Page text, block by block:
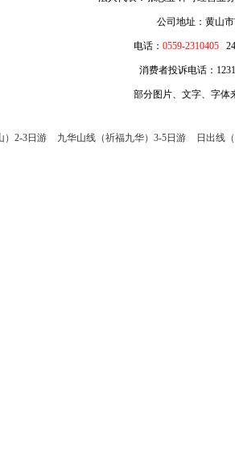
公司地址：黄山
电话： 0559-231040524
消费者投诉电话：
部分图片、文字、字体
）2-3日游 九华山线（祈福九华）3-5日游 日出线